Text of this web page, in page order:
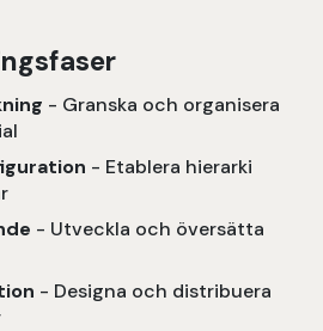
- Granska och organisera
- Etablera hierarki
- Utveckla och översätta
- Designa och distribuera